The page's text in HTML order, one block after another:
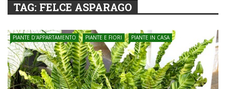
TAG: FELCE ASPARAGO
PIANTE D'APPARTAMENTO PIANTE E FIORI PIANTE IN CASA